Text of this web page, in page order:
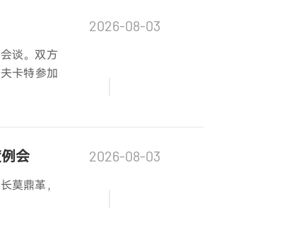
2026-08-03
谈。双方
卡特参加
会 2026-08-03
莫鼎革，